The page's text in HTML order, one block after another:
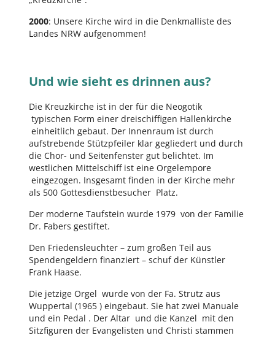
2000: Unsere Kirche wird in die Denkmalliste des
Landes NRW aufgenommen!
Und wie sieht es drinnen aus?
Die Kreuzkirche ist in der für die Neogotik
typischen Form einer dreischiffigen Hallenkirche
einheitlich gebaut. Der Innenraum ist durch
aufstrebende Stützpfeiler klar gegliedert und durch
die Chor- und Seitenfenster gut belichtet. Im
westlichen Mittelschiff ist eine Orgelempore
eingezogen. Insgesamt finden in der Kirche mehr
als 500 Gottesdienstbesucher Platz.
Der moderne Taufstein wurde 1979 von der Familie
Dr. Fabers gestiftet.
Den Friedensleuchter – zum großen Teil aus
Spendengeldern finanziert – schuf der Künstler
Frank Haase.
Die jetzige Orgel wurde von der Fa. Strutz aus
Wuppertal (1965 ) eingebaut. Sie hat zwei Manuale
und ein Pedal . Der Altar und die Kanzel mit den
Sitzfiguren der Evangelisten und Christi stammen